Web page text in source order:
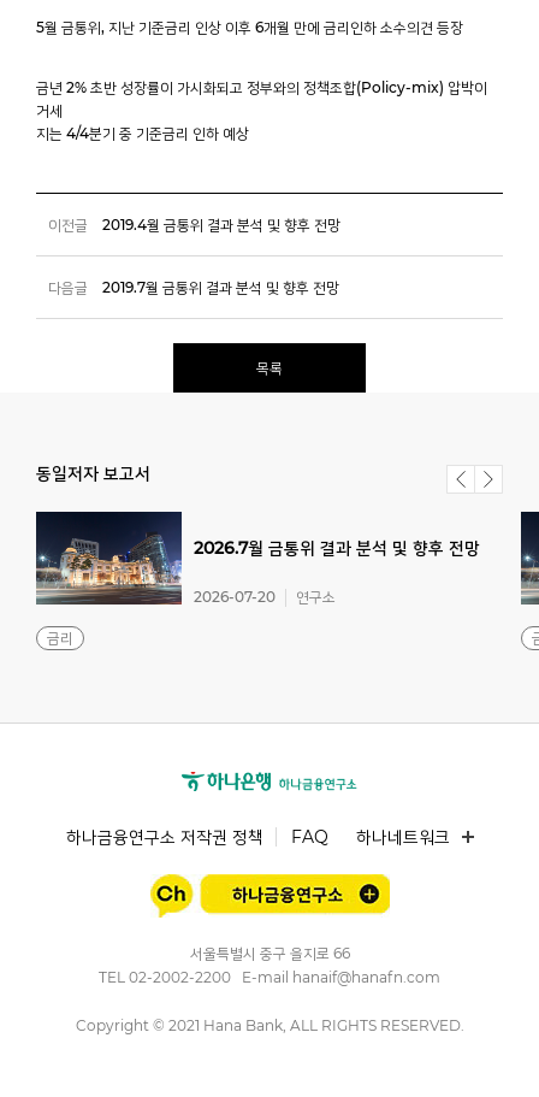
5월 금통위, 지난 기준금리 인상 이후 6개월 만에 금리인하 소수의견 등장
금년 2% 초반 성장률이 가시화되고 정부와의 정책조합(Policy-mix) 압박이
거세
지는 4/4분기 중 기준금리 인하 예상
이전글 2019.4월 금통위 결과 분석 및 향후 전망
다음글 2019.7월 금통위 결과 분석 및 향후 전망
목록
동일저자 보고서
2026.7월 금통위 결과 분석 및 향후 전망
금리
2026-07-20 연구소
하나금융연구소 저작권 정책 FAQ 하나네트워크
서울특별시 중구 을지로 66
TEL 02-2002-2200 E-mail hanaif@hanafn.com
Copyright © 2021 Hana Bank, ALL RIGHTS RESERVED.